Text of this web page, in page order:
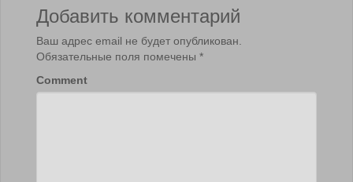
Добавить комментарий
Ваш адрес email не будет опубликован.
Обязательные поля помечены *
Comment